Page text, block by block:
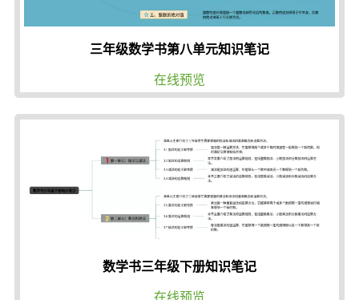
三年级数学书第八单元知识笔记
在线预览
数学书三年级下册知识笔记